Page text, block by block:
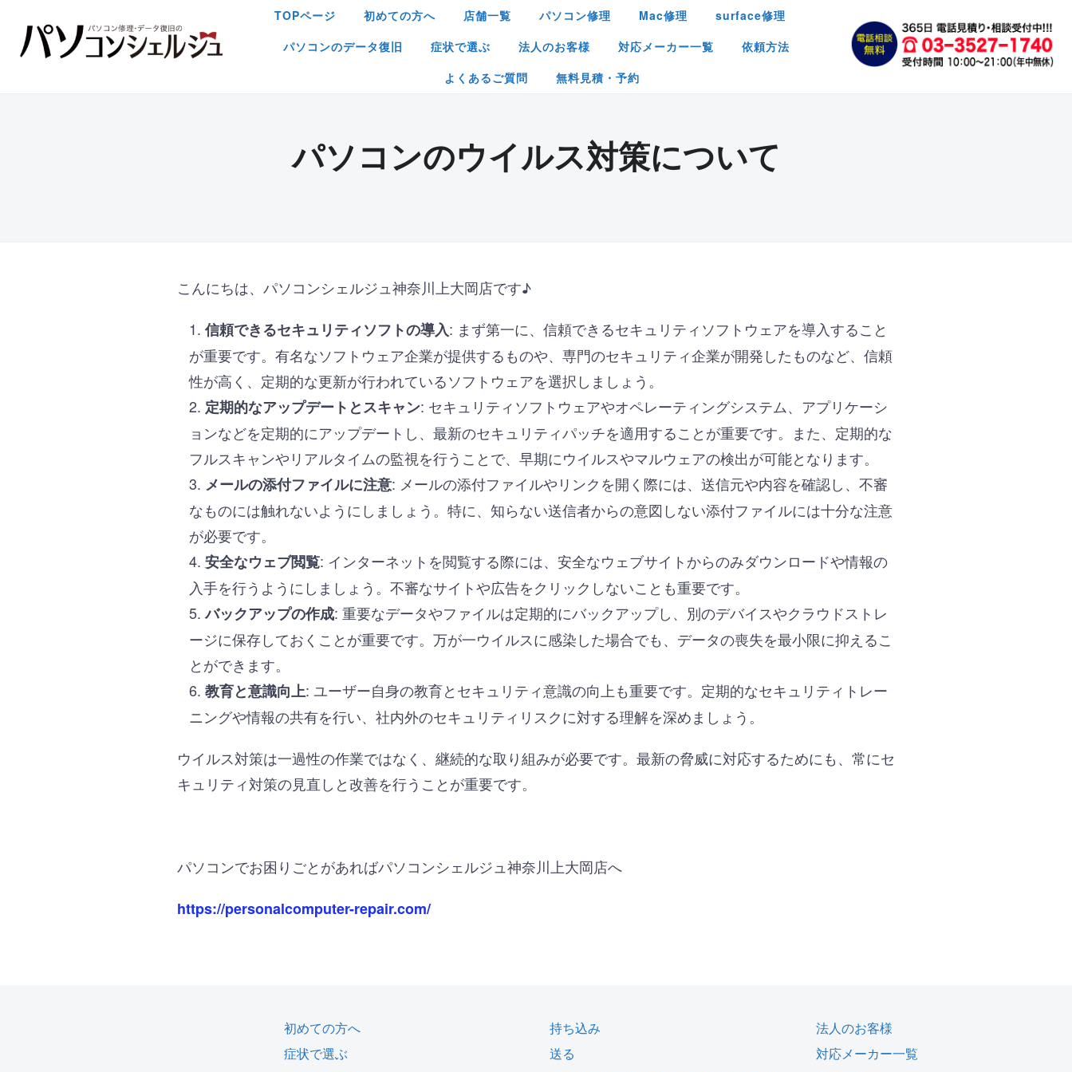
TOPページ 初めての方へ 店舗一覧 パソコン修理 Mac修理
surface修理
パソコンのデータ復旧
症状で選ぶ 法人のお客様 対応メーカー一覧
依頼方法
よくあるご質問
無料見積・予約
パソコンのウイルス対策について
こんにちは、パソコンシェルジュ神奈川上大岡店です♪
信頼できるセキュリティソフトの導入: まず第一に、信頼できるセキュリティソフトウェアを導入すること
が重要です。有名なソフトウェア企業が提供するものや、専門のセキュリティ企業が開発したものなど、信頼
性が高く、定期的な更新が行われているソフトウェアを選択しましょう。
定期的なアップデートとスキャン: セキュリティソフトウェアやオペレーティングシステム、アプリケーシ
ョンなどを定期的にアップデートし、最新のセキュリティパッチを適用することが重要です。また、定期的な
フルスキャンやリアルタイムの監視を行うことで、早期にウイルスやマルウェアの検出が可能となります。
メールの添付ファイルに注意: メールの添付ファイルやリンクを開く際には、送信元や内容を確認し、不審
なものには触れないようにしましょう。特に、知らない送信者からの意図しない添付ファイルには十分な注意
が必要です。
安全なウェブ閲覧: インターネットを閲覧する際には、安全なウェブサイトからのみダウンロードや情報の
入手を行うようにしましょう。不審なサイトや広告をクリックしないことも重要です。
バックアップの作成: 重要なデータやファイルは定期的にバックアップし、別のデバイスやクラウドストレ
ージに保存しておくことが重要です。万が一ウイルスに感染した場合でも、データの喪失を最小限に抑えるこ
とができます。
教育と意識向上: ユーザー自身の教育とセキュリティ意識の向上も重要です。定期的なセキュリティトレー
ニングや情報の共有を行い、社内外のセキュリティリスクに対する理解を深めましょう。
ウイルス対策は一過性の作業ではなく、継続的な取り組みが必要です。最新の脅威に対応するためにも、常にセ
キュリティ対策の見直しと改善を行うことが重要です。
パソコンでお困りごとがあればパソコンシェルジュ神奈川上大岡店へ
https://personalcomputer-repair.com/
初めての方へ
症状で選ぶ
持ち込み
送る
法人のお客様
対応メーカー一覧